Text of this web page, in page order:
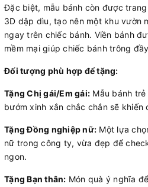
Đặc biệt, mẫu bánh còn được
3D dập dìu, tạo nên một khu vườn
ngay trên chiếc bánh. Viền bánh
mềm mại giúp chiếc bánh trông
Đối tượng phù hợp để tặng:
Tặng Chị gái/Em gái: Mẫu bánh
bướm xinh xắn chắc chắn sẽ khiến
Tặng Đồng nghiệp nữ: Một lựa
nữ trong công ty, vừa đẹp để
ngon.
Tặng Bạn thân: Món quà ý nghĩa